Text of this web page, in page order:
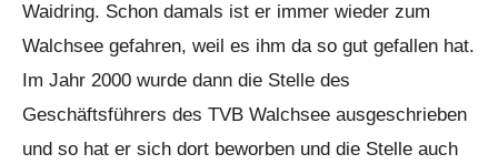
Waidring. Schon damals ist er immer wieder zum
Walchsee gefahren, weil es ihm da so gut gefallen hat.
Im Jahr 2000 wurde dann die Stelle des
Geschäftsführers des TVB Walchsee ausgeschrieben
und so hat er sich dort beworben und die Stelle auch